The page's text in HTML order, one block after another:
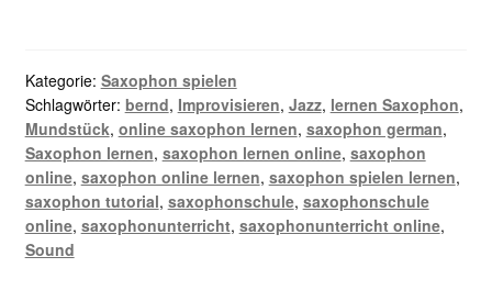
Kategorie: Saxophon spielen
Schlagwörter: bernd, Improvisieren, Jazz, lernen Saxophon,
Mundstück, online saxophon lernen, saxophon german,
Saxophon lernen, saxophon lernen online, saxophon
online, saxophon online lernen, saxophon spielen lernen,
saxophon tutorial, saxophonschule, saxophonschule
online, saxophonunterricht, saxophonunterricht online,
Sound